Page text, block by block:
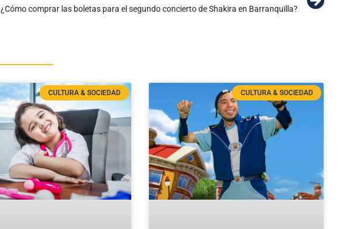
¿Cómo comprar las boletas para el segundo concierto de Shakira en Barranquilla?
CULTURA & SOCIEDAD CULTURA & SOCIEDAD